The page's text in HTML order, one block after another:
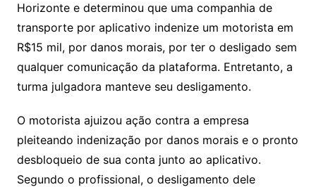
Horizonte e determinou que uma companhia de
transporte por aplicativo indenize um motorista em
R$15 mil, por danos morais, por ter o desligado sem
qualquer comunicação da plataforma. Entretanto, a
turma julgadora manteve seu desligamento.
O motorista ajuizou ação contra a empresa
pleiteando indenização por danos morais e o pronto
desbloqueio de sua conta junto ao aplicativo.
Segundo o profissional, o desligamento dele